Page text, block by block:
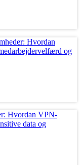
Hvordan
og
Hvordan VPN-
data og